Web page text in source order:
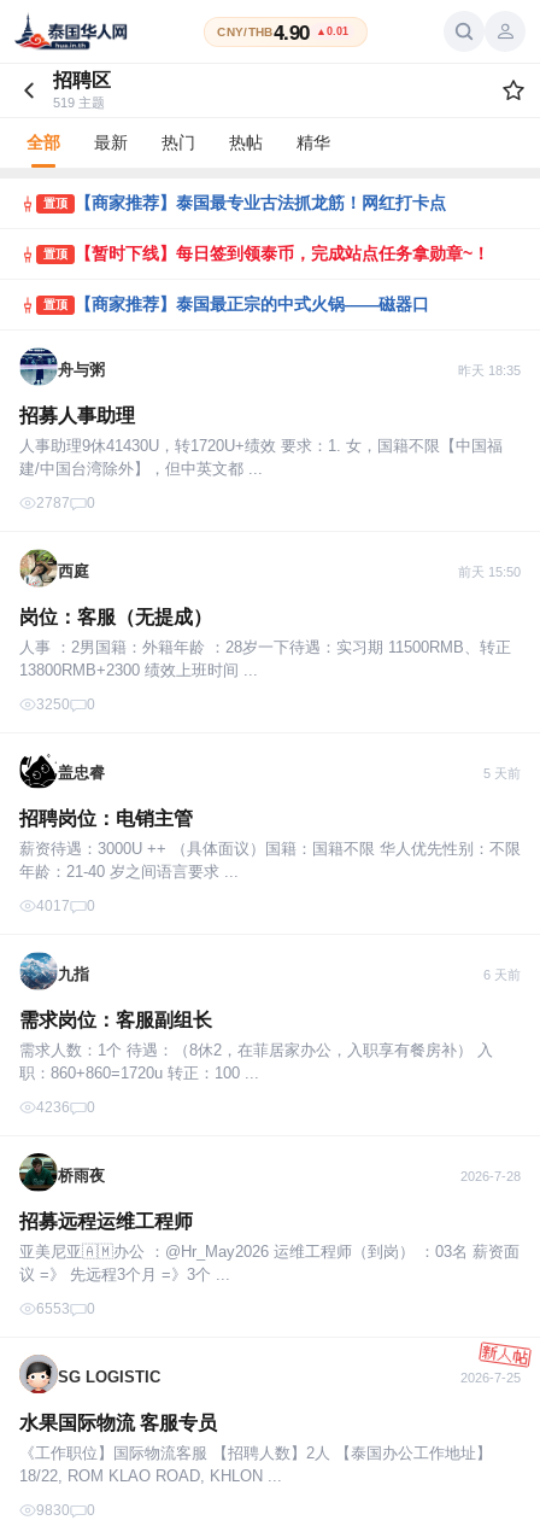
CNY/THB4.90 ▲0.01
招聘区
519 主题
全部 最新 热门 热帖 精华
置顶 【商家推荐】泰国最专业古法抓龙筋！网红打卡点
置顶 【暂时下线】每日签到领泰币，完成站点任务拿勋章~！
置顶 【商家推荐】泰国最正宗的中式火锅——磁器口
舟与粥 昨天 18:35
招募人事助理
人事助理9休41430U，转1720U+绩效 要求：1. 女，国籍不限【中国福
建/中国台湾除外】，但中英文都 ...
2787 0
西庭 前天 15:50
岗位：客服（无提成）
人事 ：2男国籍：外籍年龄 ：28岁一下待遇：实习期 11500RMB、转正
13800RMB+2300 绩效上班时间 ...
3250 0
盖忠睿 5 天前
招聘岗位：电销主管
薪资待遇：3000U ++ （具体面议）国籍：国籍不限 华人优先性别：不限
年龄：21-40 岁之间语言要求 ...
4017 0
九指 6 天前
需求岗位：客服副组长
需求人数：1个 待遇：（8休2，在菲居家办公，入职享有餐房补） 入
职：860+860=1720u 转正：100 ...
4236 0
桥雨夜 2026-7-28
招募远程运维工程师
亚美尼亚🇦🇲办公 ：@Hr_May2026 运维工程师（到岗） ：03名 薪资面
议 =》 先远程3个月 =》3个 ...
6553 0
SG LOGISTIC 2026-7-25
水果国际物流 客服专员
《工作职位】国际物流客服 【招聘人数】2人 【泰国办公工作地址】
18/22, ROM KLAO ROAD, KHLON ...
9830 0